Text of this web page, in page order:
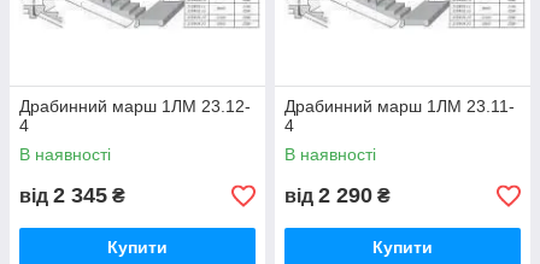
Драбинний марш 1ЛМ 23.12-
4
В наявності
від 2 345 ₴
Купити
Драбинний марш 1ЛМ 23.11-
4
В наявності
від 2 290 ₴
Купити